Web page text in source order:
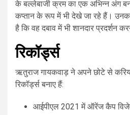
के बल्लेबाजी क्रम का एक अभिन्न अंग
कप्तान के रूप में भी देखे जा रहे हैं।
है कि वह दबाव में भी शानदार प्रदर्शन
रिकॉर्ड्स
ऋतुराज गायकवाड़ ने अपने छोटे से
रिकॉर्ड्स बनाए हैं:
आईपीएल 2021 में ऑरेंज कैप